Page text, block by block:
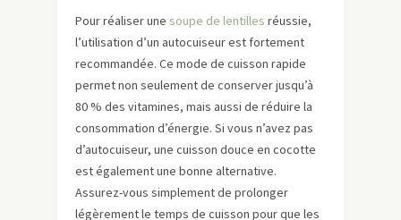
Pour réaliser une soupe de lentilles réussie,
l’utilisation d’un autocuiseur est fortement
recommandée. Ce mode de cuisson rapide
permet non seulement de conserver jusqu’à
80 % des vitamines, mais aussi de réduire la
consommation d’énergie. Si vous n’avez pas
d’autocuiseur, une cuisson douce en cocotte
est également une bonne alternative.
Assurez-vous simplement de prolonger
légèrement le temps de cuisson pour que les